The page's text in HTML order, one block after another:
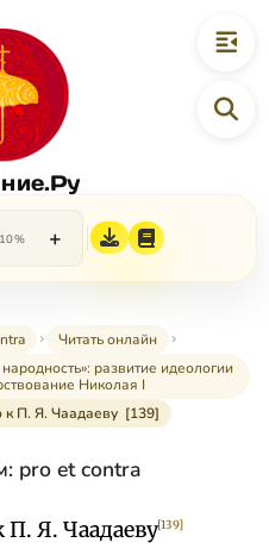
+
Читать онлайн
развитие идеологии
Николая I
П. Я. Чаадаеву [139]
pro et contra
Я. Чаадаеву[139]